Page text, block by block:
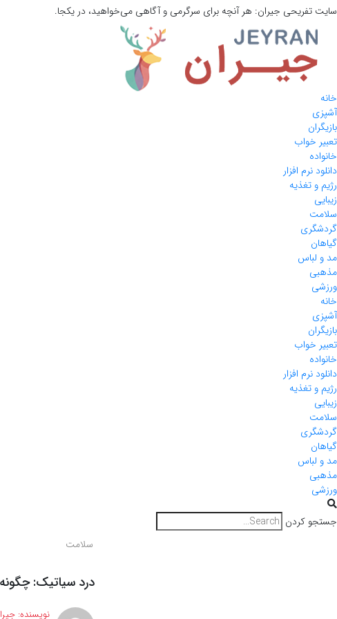
سایت تفریحی جیران: هر آنچه برای سرگرمی و آگاهی می‌خواهید، در یکجا.
خانه
آشپزی
بازیگران
تعبیر خواب
خانواده
دانلود نرم افزار
رژیم و تغذیه
زیبایی
سلامت
گردشگری
گیاهان
مد و لباس
مذهبی
ورزشی
خانه
آشپزی
بازیگران
تعبیر خواب
خانواده
دانلود نرم افزار
رژیم و تغذیه
زیبایی
سلامت
گردشگری
گیاهان
مد و لباس
مذهبی
ورزشی
جستجو کردن
سلامت
درد سیاتیک:
نویسنده: